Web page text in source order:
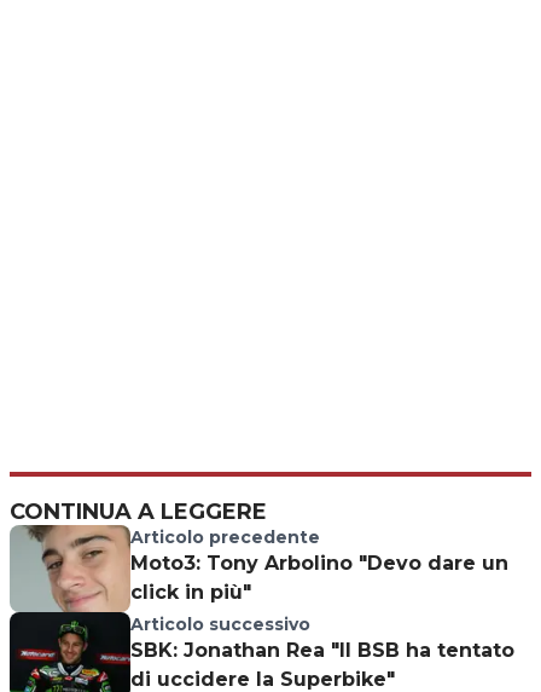
CONTINUA A LEGGERE
Articolo precedente
Moto3: Tony Arbolino "Devo dare un
click in più"
Articolo successivo
SBK: Jonathan Rea "Il BSB ha tentato
di uccidere la Superbike"